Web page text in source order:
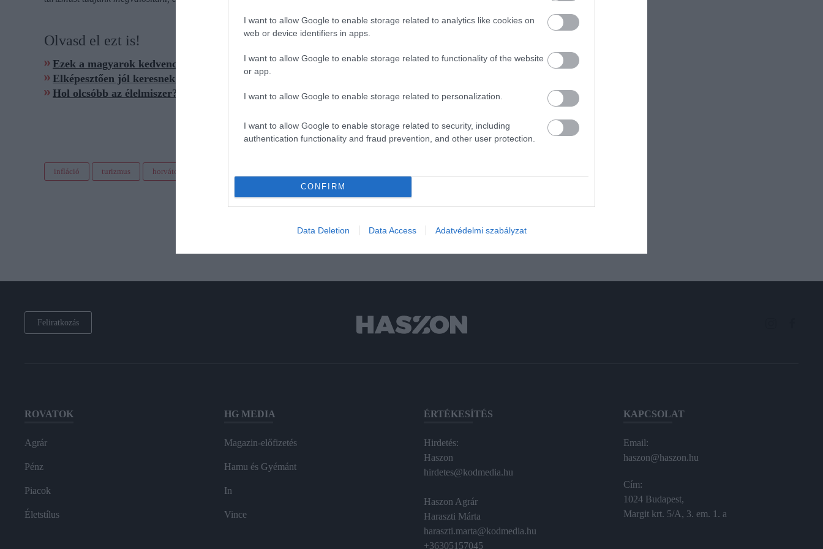
I want to allow Google to enable storage related to analytics like cookies on
web or device identifiers in apps.
I want to allow Google to enable storage related to functionality of the website
or app.
I want to allow Google to enable storage related to personalization.
I want to allow Google to enable storage related to security, including
authentication functionality and fraud prevention, and other user protection.
CONFIRM
Data Deletion Data Access Adatvédelmi szabályzat
Olvasd el ezt is!
Ezek a magyarok kedvenc horvát nyaralóhelyei
Elképesztően jól keresnek a takarítók a horvát tengerparton
Hol olcsóbb az élelmiszer? Magyar-szlovák-román-horvát árteszt
infláció turizmus horvátország
Feliratkozás
ROVATOK
Agrár
Pénz
Piacok
Életstílus
HG MEDIA
Magazin-előfizetés
Hamu és Gyémánt
In
Vince
ÉRTÉKESÍTÉS
Hirdetés:
Haszon
hirdetes@kodmedia.hu
Haszon Agrár
Haraszti Márta
haraszti.marta@kodmedia.hu
+36305157045
KAPCSOLAT
Email:
haszon@haszon.hu
Cím:
1024 Budapest,
Margit krt. 5/A, 3. em. 1. a